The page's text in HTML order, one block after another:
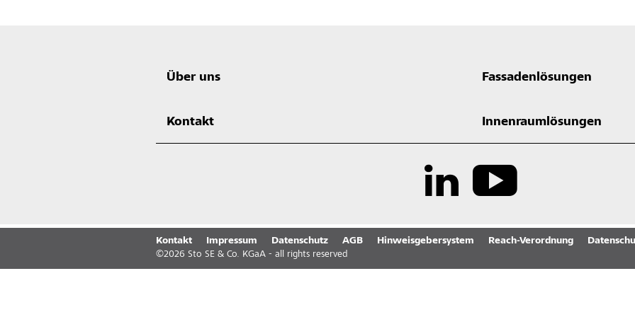
Über uns Fassadenlösungen
Kontakt Innenraumlösungen
Kontakt Impressum Datenschutz AGB Hinweisgebersystem Reach-Verordnung
©2026 Sto SE & Co. KGaA - all rights reserved